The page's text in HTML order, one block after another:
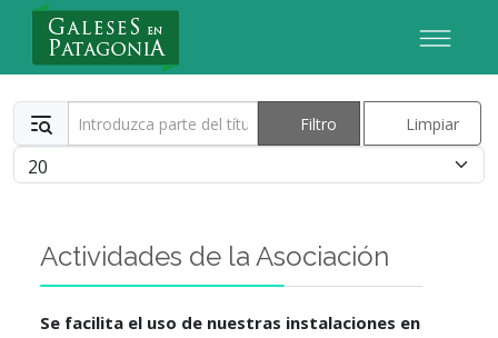
Nuevo Usuario
Introduzca parte del título Filtro Limpiar
Cantidad
Actividades de la Asociación
Se facilita el uso de nuestras instalaciones en